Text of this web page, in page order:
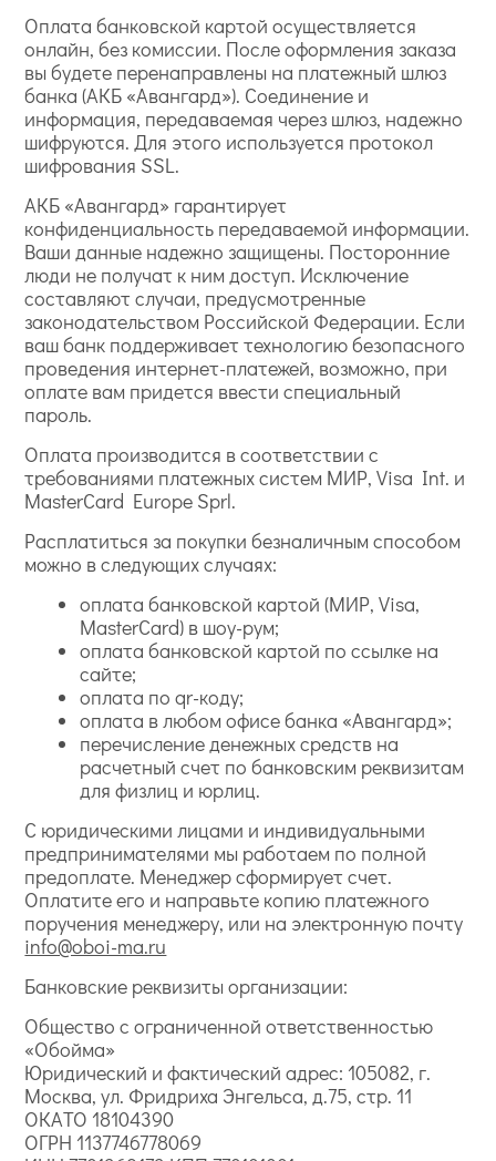
Оплата банковской картой осуществляется
онлайн, без комиссии. После оформления заказа
вы будете перенаправлены на платежный шлюз
банка (АКБ «Авангард»). Соединение и
информация, передаваемая через шлюз, надежно
шифруются. Для этого используется протокол
шифрования SSL.
АКБ «Авангард» гарантирует
конфиденциальность передаваемой информации.
Ваши данные надежно защищены. Посторонние
люди не получат к ним доступ. Исключение
составляют случаи, предусмотренные
законодательством Российской Федерации. Если
ваш банк поддерживает технологию безопасного
проведения интернет-платежей, возможно, при
оплате вам придется ввести специальный
пароль.
Оплата производится в соответствии с
требованиями платежных систем МИР, Visa Int. и
MasterCard Europe Sprl.
Расплатиться за покупки безналичным способом
можно в следующих случаях:
оплата банковской картой (МИР, Visa,
MasterCard) в шоу-рум;
оплата банковской картой по ссылке на
сайте;
оплата по qr-коду;
оплата в любом офисе банка «Авангард»;
перечисление денежных средств на
расчетный счет по банковским реквизитам
для физлиц и юрлиц.
С юридическими лицами и индивидуальными
предпринимателями мы работаем по полной
предоплате. Менеджер сформирует счет.
Оплатите его и направьте копию платежного
поручения менеджеру, или на электронную почту
info@oboi-ma.ru
Банковские реквизиты организации:
Общество с ограниченной ответственностью
«Обойма»
Юридический и фактический адрес: 105082, г.
Москва, ул. Фридриха Энгельса, д.75, стр. 11
ОКАТО 18104390
ОГРН 1137746778069